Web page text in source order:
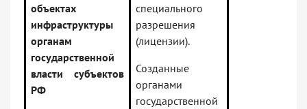
объектах
инфраструктуры
органам
государственной
власти субъектов
РФ
специального
разрешения
(лицензии).
Созданные
органами
государственной